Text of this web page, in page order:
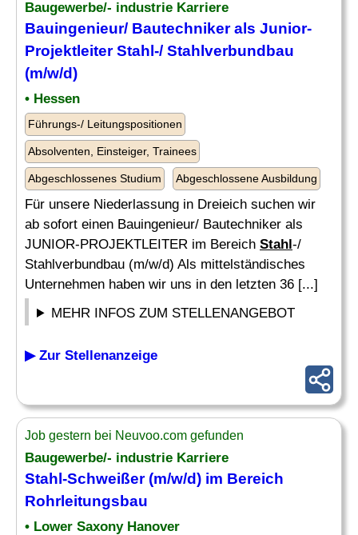
Baugewerbe/- industrie Karriere
Bauingenieur/ Bautechniker als Junior-
ProjektleiterStahl -/ Stahlverbundbau
(m/w/d)
• Hessen
Führungs-/ Leitungspositionen
Absolventen, Einsteiger, Trainees
Abgeschlossenes Studium Abgeschlossene Ausbildung
Für unsere Niederlassung in Dreieich suchen wir
ab sofort einen Bauingenieur/ Bautechniker als
JUNIOR-PROJEKTLEITER im Bereich Stahl-/
Stahlverbundbau (m/w/d) Als mittelständisches
Unternehmen haben wir uns in den letzten 36 [...]
MEHR INFOS ZUM STELLENANGEBOT
▶ Zur Stellenanzeige
Job gestern bei Neuvoo.com gefunden
Baugewerbe/- industrie Karriere
Stahl -Schweißer (m/w/d) im Bereich
Rohrleitungsbau
• Lower Saxony Hanover